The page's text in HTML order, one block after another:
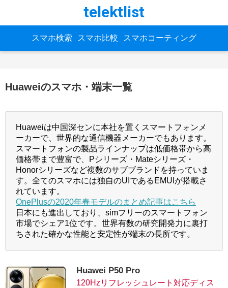
telektlist
スマホ検索 スマホ比較 スマホコーティング
Huaweiのスマホ・端末一覧
Huaweiは中国深センに本社を置くスマートフォンメ
ーカーで、世界的な通信機器メーカーでもあります。
スマートフォンの製品ラインナップは低価格帯から高
価格帯まで豊富で、Pシリーズ・Mateシリーズ・
Honorシリーズなど複数のサブブランドを持っていま
す。全てのスマホには独自のUIであるEMUIが搭載さ
れています。
OnePlusの2020年春モデルのまとめ記事はこちら
日本にも進出しており、simフリーのスマートフォン
市場でシェア1位です。世界有数の研究開発力に裏打
ちされた確かな性能と安定性が端末の長所です。
Huawei P50 Pro
120Hzリフレッシュレート対応ディス